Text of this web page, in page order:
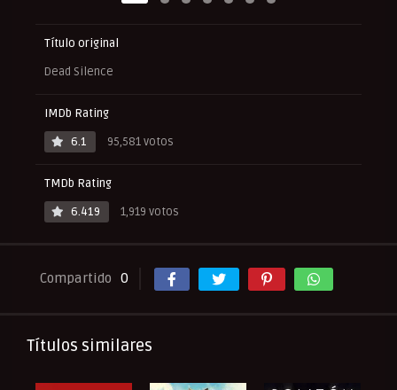
Título original
Dead Silence
IMDb Rating
6.1
95,581 votos
TMDb Rating
6.419
1,919 votos
Compartido 0
Títulos similares